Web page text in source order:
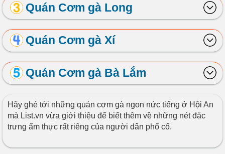
Quán Cơm gà Long
Quán Cơm gà Xí
Quán Cơm gà Bà Lắm
Hãy ghé tới những quán cơm gà ngon nức tiếng ở Hội An
mà List.vn vừa giới thiệu để biết thêm về những nét đặc
trưng ẩm thực rất riêng của người dân phố cổ.